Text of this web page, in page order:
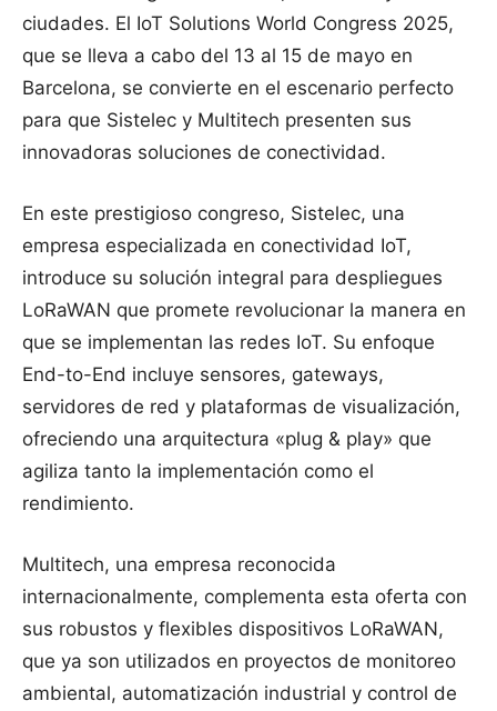
ciudades. El IoT Solutions World Congress 2025,
que se lleva a cabo del 13 al 15 de mayo en
Barcelona, se convierte en el escenario perfecto
para que Sistelec y Multitech presenten sus
innovadoras soluciones de conectividad.
En este prestigioso congreso, Sistelec, una
empresa especializada en conectividad IoT,
introduce su solución integral para despliegues
LoRaWAN que promete revolucionar la manera en
que se implementan las redes IoT. Su enfoque
End-to-End incluye sensores, gateways,
servidores de red y plataformas de visualización,
ofreciendo una arquitectura «plug & play» que
agiliza tanto la implementación como el
rendimiento.
Multitech, una empresa reconocida
internacionalmente, complementa esta oferta con
sus robustos y flexibles dispositivos LoRaWAN,
que ya son utilizados en proyectos de monitoreo
ambiental, automatización industrial y control de